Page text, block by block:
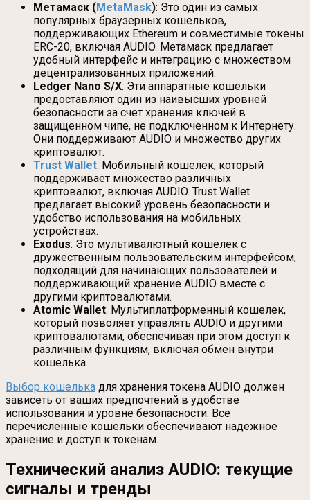
Метамаск (MetaMask): Это один из самых
популярных браузерных кошельков,
поддерживающих Ethereum и совместимые токены
ERC-20, включая AUDIO. Метамаск предлагает
удобный интерфейс и интеграцию с множеством
децентрализованных приложений.
Ledger Nano S/X: Эти аппаратные кошельки
предоставляют один из наивысших уровней
безопасности за счет хранения ключей в
защищенном чипе, не подключенном к Интернету.
Они поддерживают AUDIO и множество других
криптовалют.
Trust Wallet: Мобильный кошелек, который
поддерживает множество различных
криптовалют, включая AUDIO. Trust Wallet
предлагает высокий уровень безопасности и
удобство использования на мобильных
устройствах.
Exodus: Это мультивалютный кошелек с
дружественным пользовательским интерфейсом,
подходящий для начинающих пользователей и
поддерживающий хранение AUDIO вместе с
другими криптовалютами.
Atomic Wallet: Мультиплатформенный кошелек,
который позволяет управлять AUDIO и другими
криптовалютами, обеспечивая при этом доступ к
различным функциям, включая обмен внутри
кошелька.
Выбор кошелька для хранения токена AUDIO должен
зависеть от ваших предпочтений в удобстве
использования и уровне безопасности. Все
перечисленные кошельки обеспечивают надежное
хранение и доступ к токенам.
Технический анализ AUDIO: текущие
сигналы и тренды